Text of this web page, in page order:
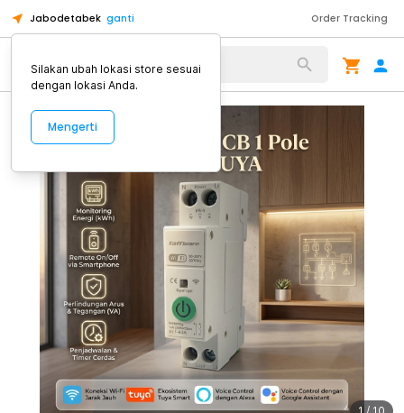
Jabodetabek ganti Order Tracking
Alat Kopi
Silakan ubah lokasi store sesuai
dengan lokasi Anda.
Mengerti